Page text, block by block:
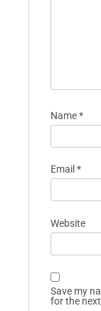
Name*
Email *
Website
Save my
for the